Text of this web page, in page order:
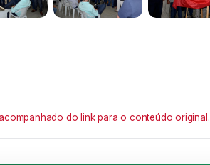
do link para o conteúdo original.